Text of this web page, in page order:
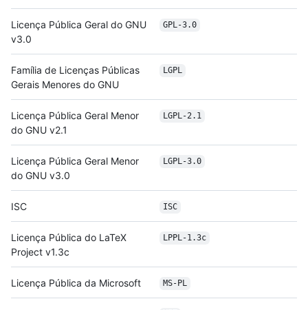
Licença Pública Geral do GNU
v3.0
GPL-3.0
Família de Licenças Públicas
Gerais Menores do GNU
LGPL
Licença Pública Geral Menor
do GNU v2.1
LGPL-2.1
Licença Pública Geral Menor
do GNU v3.0
LGPL-3.0
ISC ISC
Licença Pública do LaTeX
Project v1.3c
LPPL-1.3c
Licença Pública da Microsoft MS-PL